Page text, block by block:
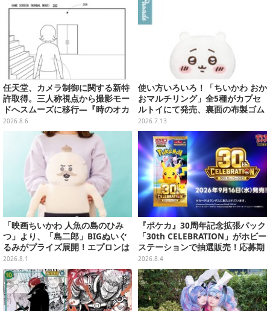
任天堂、カメラ制御に関する新特
許取得。三人称視点から撮影モー
ドへスムーズに移行―『時のオカ
リナ』リメイク版との関連を推測
する声も
2026.8.6
使い方いろいろ！「ちいかわ おか
おマルチリング」全5種がカプセ
ルトイにて発売、裏面の布製ゴム
リングにより持ち物にも付けられ
る
2026.7.13
「映画ちいかわ 人魚の島のひみ
つ」より、「島二郎」BIGぬいぐ
るみがプライズ展開！エプロンは
ポケット付き
2026.8.1
『ポケカ』30周年記念拡張パック
「30th CELEBRATION」がホビー
ステーションで抽選販売！応募期
間は8月6日23時59分まで
2026.8.4